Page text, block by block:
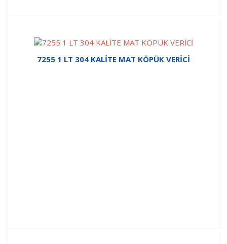
7255 1 LT 304 KALİTE MAT KÖPÜK VERİCİ